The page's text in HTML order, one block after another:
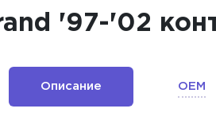
'97-'02
Описание OEM